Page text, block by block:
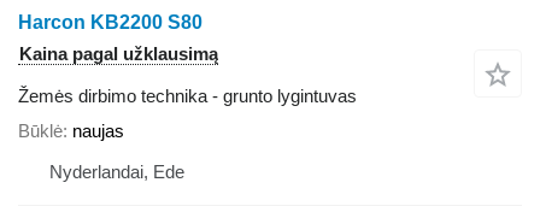
Harcon KB2200 S80
Kaina pagal užklausimą
Žemės dirbimo technika - grunto lygintuvas
Būklė naujas
Nyderlandai, Ede